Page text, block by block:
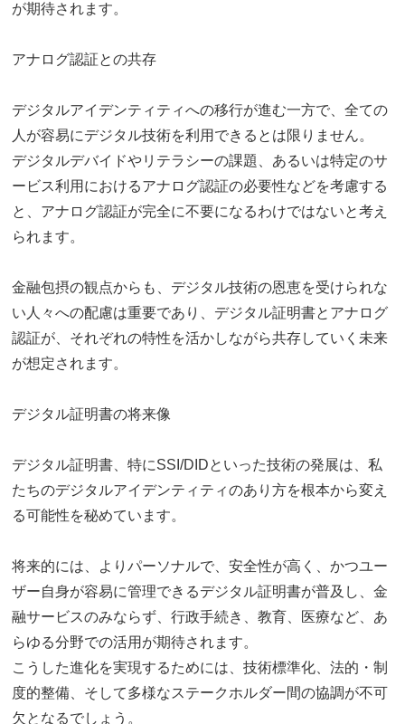
が期待されます。
アナログ認証との共存
デジタルアイデンティティへの移行が進む一方で、全ての
人が容易にデジタル技術を利用できるとは限りません。
デジタルデバイドやリテラシーの課題、あるいは特定のサ
ービス利用におけるアナログ認証の必要性などを考慮する
と、アナログ認証が完全に不要になるわけではないと考え
られます。
金融包摂の観点からも、デジタル技術の恩恵を受けられな
い人々への配慮は重要であり、デジタル証明書とアナログ
認証が、それぞれの特性を活かしながら共存していく未来
が想定されます。
デジタル証明書の将来像
デジタル証明書、特にSSI/DIDといった技術の発展は、私
たちのデジタルアイデンティティのあり方を根本から変え
る可能性を秘めています。
将来的には、よりパーソナルで、安全性が高く、かつユー
ザー自身が容易に管理できるデジタル証明書が普及し、金
融サービスのみならず、行政手続き、教育、医療など、あ
らゆる分野での活用が期待されます。
こうした進化を実現するためには、技術標準化、法的・制
度的整備、そして多様なステークホルダー間の協調が不可
欠となるでしょう。